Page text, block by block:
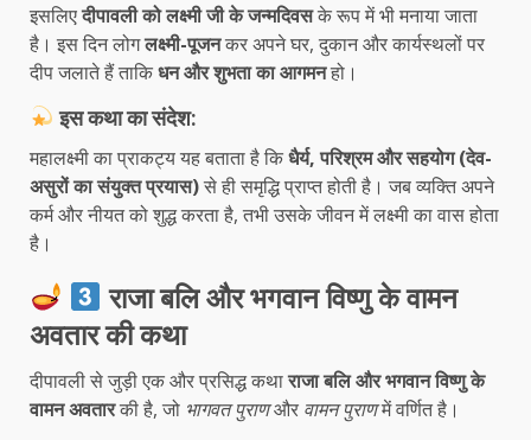
इसलिएदीपावली को लक्ष्मी जी के जन्मदिवसके रूप में भी मनाया जाता
है। इस दिन लोगलक्ष्मी-पूजनकर अपने घर, दुकान और कार्यस्थलों पर
दीप जलाते हैं ताकिधन और शुभता का आगमनहो।
इस कथा का संदेश:
महालक्ष्मी का प्राकट्य यह बताता है किधैर्य, परिश्रम और सहयोग (देव-
असुरों का संयुक्त प्रयास)से ही समृद्धि प्राप्त होती है। जब व्यक्ति अपने
कर्म और नीयत को शुद्ध करता है, तभी उसके जीवन में लक्ष्मी का वास होता
है।
राजा बलि और भगवान विष्णु के वामन
अवतार की कथा
दीपावली से जुड़ी एक और प्रसिद्ध कथाराजा बलि और भगवान विष्णु के
वामन अवतारकी है, जो भागवत पुराणऔर वामन पुराणमें वर्णित है।